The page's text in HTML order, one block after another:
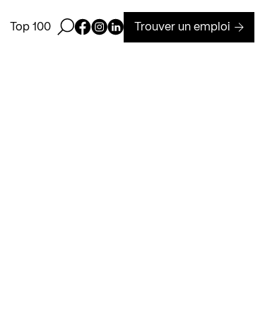
Top 100 Ouvrir la barre de recherche
Page Facebook de Kollectif
Page Instagram de Kollectif
Page Linkedin de Kollectif
Trouver un emploi